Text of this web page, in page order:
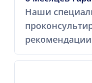
Наши